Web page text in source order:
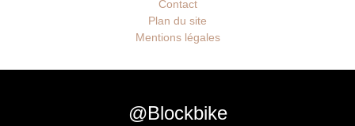
Contact
Plan du site
Mentions légales
@Blockbike